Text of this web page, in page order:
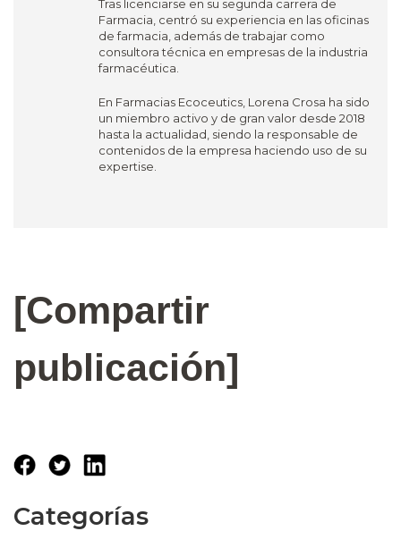
Tras licenciarse en su segunda carrera de
Farmacia, centró su experiencia en las oficinas
de farmacia, además de trabajar como
consultora técnica en empresas de la industria
farmacéutica.
En Farmacias Ecoceutics, Lorena Crosa ha sido
un miembro activo y de gran valor desde 2018
hasta la actualidad, siendo la responsable de
contenidos de la empresa haciendo uso de su
expertise.
[Compartir
publicación]
Categorías